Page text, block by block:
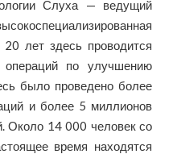
Слуха — ведущий
лет здесь проводится
по улучшению
было проведено более
и более 5 миллионов
Около 14 000 человек со
время находятся